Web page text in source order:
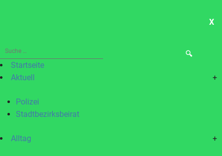
X
Suche
nach:Startseite
Aktuell
+
Polizei
Stadtbezirksbeirat
Alltag +